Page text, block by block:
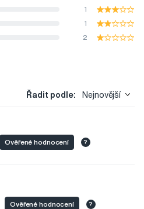
1
1
2
Řadit podle: Nejnovější
Ověřené hodnocení ?
Ověřené hodnocení ?